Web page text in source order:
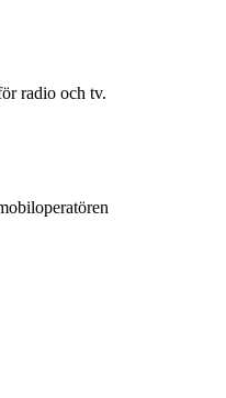
radio och tv.